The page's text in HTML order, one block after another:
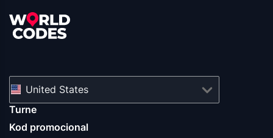
United States
Turne
Kod promocional